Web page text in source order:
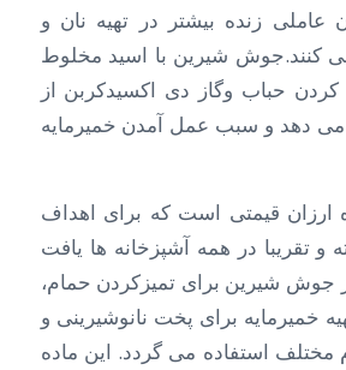
عاملی زنده بیشتر در تهیه نان و
کنند.جوش شیرین با اسید مخلوط
حباب وگاز دی اکسیدکربن از
دهد و سبب عمل آمدن خمیرمایه
قیمتی است که برای اهداف
و تقریبا در همه آشپزخانه ها یافت
جوش شیرین برای تمیزکردن حمام،
خمیرمایه برای پخت نانوشیرینی و
استفاده می گردد. این ماده